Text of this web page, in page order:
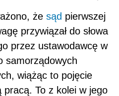
że sąd pierwszej
przywiązał do słowa
przez ustawodawcę w
samorządowych
wiążąc to pojęcie
pracą. To z kolei w jego